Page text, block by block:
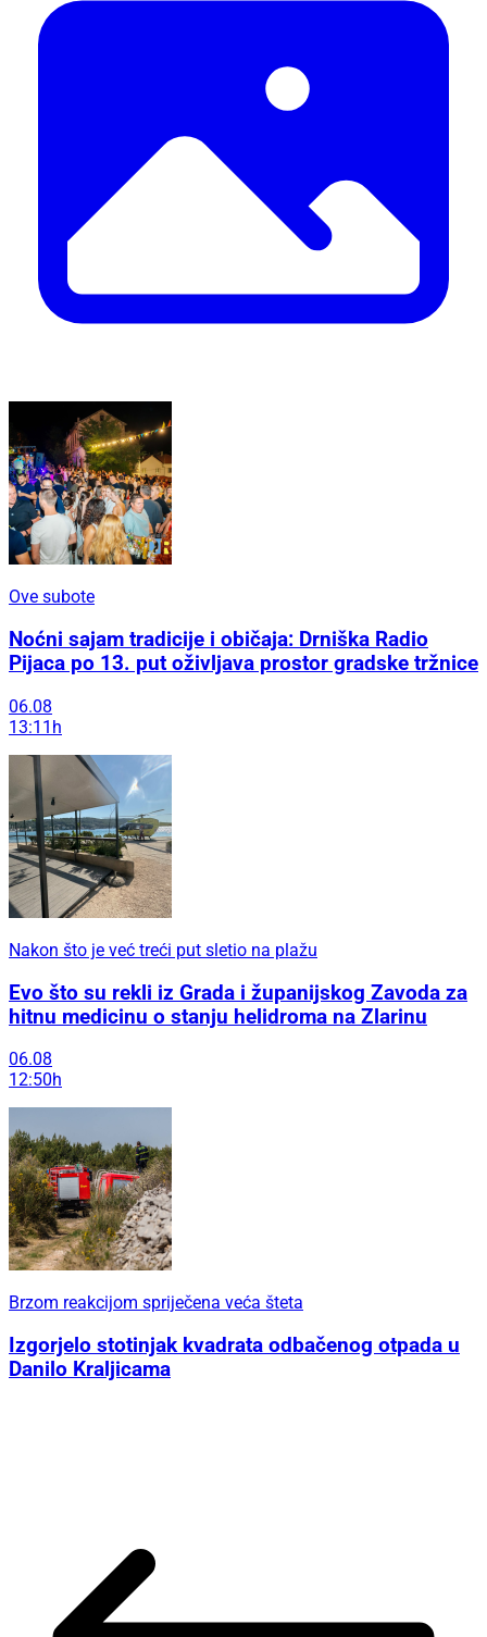
Ove subote
Noćni sajam tradicije i običaja: Drniška Radio
Pijaca po 13. put oživljava prostor gradske tržnice
06.08
13:11h
Nakon što je već treći put sletio na plažu
Evo što su rekli iz Grada i županijskog Zavoda za
hitnu medicinu o stanju helidroma na Zlarinu
06.08
12:50h
Brzom reakcijom spriječena veća šteta
Izgorjelo stotinjak kvadrata odbačenog otpada u
Danilo Kraljicama